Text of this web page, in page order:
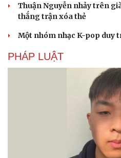
Thuận Nguyễn nhảy trên
thắng trận xóa thẻ
Một nhóm nhạc K-pop duy
PHÁP LUẬT